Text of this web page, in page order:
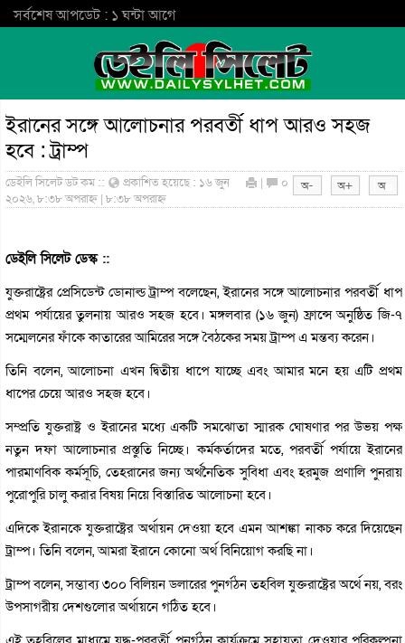
সর্বশেষ আপডেট : ১ ঘন্টা আগে
ইরানের সঙ্গে আলোচনার পরবর্তী ধাপ আরও সহজ
হবে : ট্রাম্প
ডেইলি সিলেট ডট কম ::
প্রকাশিত হয়েছে : ১৬ জুন
২০২৬, ৮:৩৮ অপরাহ্ন | ৮:৩৮ অপরাহ্ন
| ০
ডেইলি সিলেট ডেস্ক ::
যুক্তরাষ্ট্রের প্রেসিডেন্ট ডোনাল্ড ট্রাম্প বলেছেন, ইরানের সঙ্গে আলোচনার পরবর্তী ধাপ
প্রথম পর্যায়ের তুলনায় আরও সহজ হবে। মঙ্গলবার (১৬ জুন) ফ্রান্সে অনুষ্ঠিত জি-৭
সম্মেলনের ফাঁকে কাতারের আমিরের সঙ্গে বৈঠকের সময় ট্রাম্প এ মন্তব্য করেন।
তিনি বলেন, আলোচনা এখন দ্বিতীয় ধাপে যাচ্ছে এবং আমার মনে হয় এটি প্রথম
ধাপের চেয়ে আরও সহজ হবে।
সম্প্রতি যুক্তরাষ্ট্র ও ইরানের মধ্যে একটি সমঝোতা স্মারক ঘোষণার পর উভয় পক্ষ
নতুন দফা আলোচনার প্রস্তুতি নিচ্ছে। কর্মকর্তাদের মতে, পরবর্তী পর্যায়ে ইরানের
পারমাণবিক কর্মসূচি, তেহরানের জন্য অর্থনৈতিক সুবিধা এবং হরমুজ প্রণালি পুনরায়
পুরোপুরি চালু করার বিষয় নিয়ে বিস্তারিত আলোচনা হবে।
এদিকে ইরানকে যুক্তরাষ্ট্রের অর্থায়ন দেওয়া হবে এমন আশঙ্কা নাকচ করে দিয়েছেন
ট্রাম্প। তিনি বলেন, আমরা ইরানে কোনো অর্থ বিনিয়োগ করছি না।
ট্রাম্প বলেন, সম্ভাব্য ৩০০ বিলিয়ন ডলারের পুনর্গঠন তহবিল যুক্তরাষ্ট্রের অর্থে নয়, বরং
উপসাগরীয় দেশগুলোর অর্থায়নে গঠিত হবে।